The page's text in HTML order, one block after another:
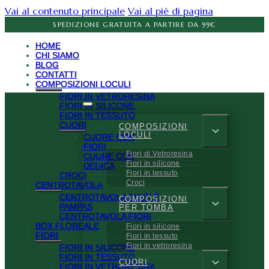
Vai al contenuto principale Vai al piè di pagina
SPEDIZIONE GRATUITA A PARTIRE DA 99€
HOME
CHI SIAMO
BLOG
CONTATTI
COMPOSIZIONI LOCULI
FIORI IN VETRORESINA
FIORI IN SILICONE
FIORI IN TESSUTO
CUORI
CUORE CON
FIORI
CUORE CON
DEDICA
CROCI
CENTROTAVOLA
CENTROTAVOLA FIORI E
PAMPAS
CENTROTAVOLA FIORI
BOX FLOREALE
FIORI
FIORI IN SILICONE
FIORI IN TESSUTO
FIORI IN VETRORESINA
COMPOSIZIONI
LOCULI
Fiori di Vetroresina
Fiori in silicone
Fiori in tessuto
Croci
COMPOSIZIONI
PER TOMBA
Fiori in silicone
Fiori in tessuto
Fiori in vetroresina
CUORI